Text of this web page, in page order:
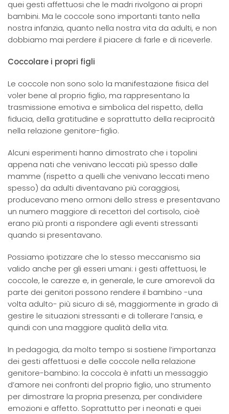
quei gesti affettuosi che le madri rivolgono ai propri
bambini. Ma le coccole sono importanti tanto nella
nostra infanzia, quanto nella nostra vita da adulti, e non
dobbiamo mai perdere il piacere di farle e di riceverle.
Coccolare i propri figli
Le coccole non sono solo la manifestazione fisica del
voler bene al proprio figlio, ma rappresentano la
trasmissione emotiva e simbolica del rispetto, della
fiducia, della gratitudine e soprattutto della reciprocità
nella relazione genitore-figlio.
Alcuni esperimenti hanno dimostrato che i topolini
appena nati che venivano leccati più spesso dalle
mamme (rispetto a quelli che venivano leccati meno
spesso) da adulti diventavano più coraggiosi,
producevano meno ormoni dello stress e presentavano
un numero maggiore di recettori del cortisolo, cioè
erano più pronti a rispondere agli eventi stressanti
quando si presentavano.
Possiamo ipotizzare che lo stesso meccanismo sia
valido anche per gli esseri umani: i gesti affettuosi, le
coccole, le carezze e, in generale, le cure amorevoli da
parte dei genitori possono rendere il bambino -una
volta adulto- più sicuro di sé, maggiormente in grado di
gestire le situazioni stressanti e di tollerare l’ansia, e
quindi con una maggiore qualità della vita.
In pedagogia, da molto tempo si sostiene l’importanza
dei gesti affettuosi e delle coccole nella relazione
genitore-bambino: la coccola è infatti un messaggio
d’amore nei confronti del proprio figlio, uno strumento
per dimostrare la propria presenza, per condividere
emozioni e affetto. Soprattutto per i neonati e quei